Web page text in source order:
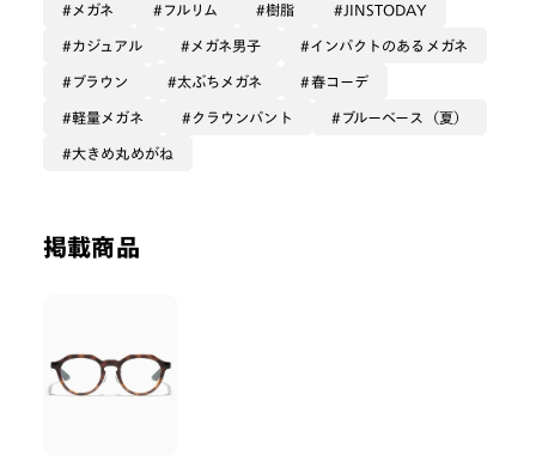
メガネ フルリム 樹脂 JINSTODAY
カジュアル メガネ男子 インパクトのあるメガネ
ブラウン 太ぶちメガネ 春コーデ
軽量メガネ クラウンパント ブルーベース（夏）
大きめ丸めがね
掲載商品